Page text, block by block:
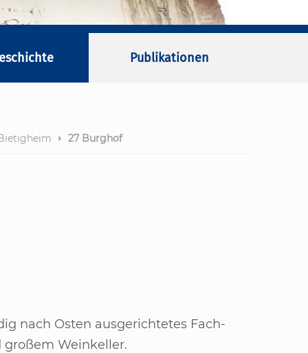
Publikationen
27 Burghof
nach Os­ten aus­ge­rich­te­tes Fach­
großem Wein­kel­ler.